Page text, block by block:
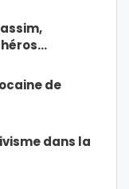
de
dans la